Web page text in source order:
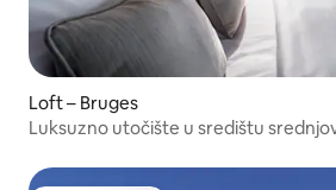
Loft – Bruges
Luksuzno utočište u središtu